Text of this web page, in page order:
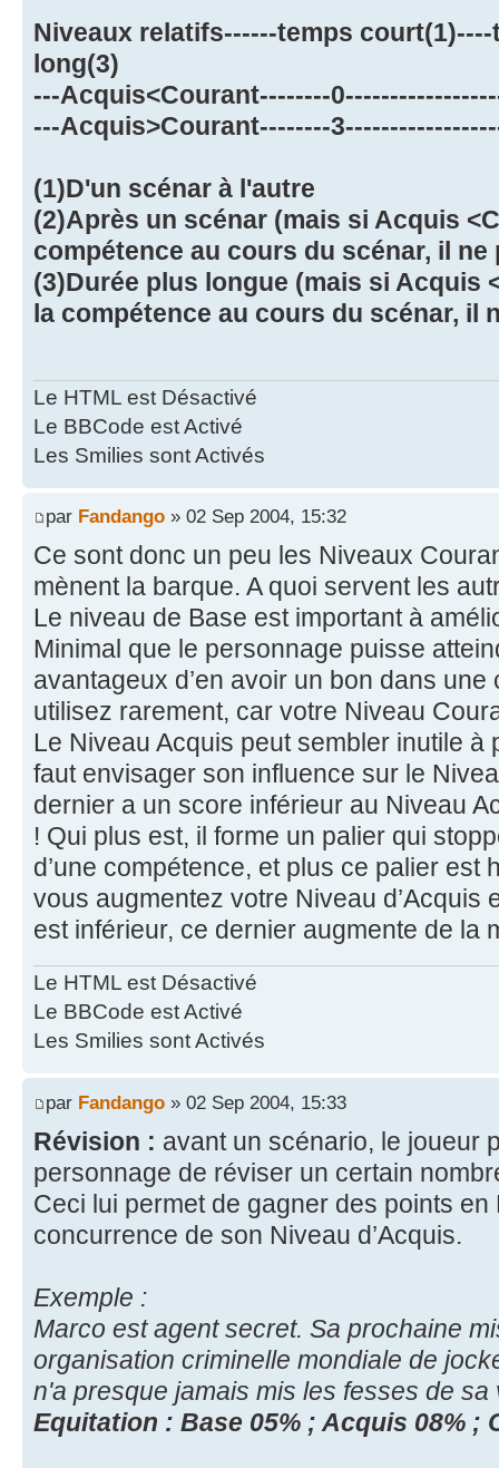
Niveaux relatifs------temps
long(3)
---Acquis<Courant--------
---Acquis>Courant--------
(1)D'un scénar à l'autre
(2)Après un scénar (mais si Acquis
compétence au cours du scénar, il ne
(3)Durée plus longue (mais si Acquis
la compétence au cours du scénar, il
Le HTML est Désactivé
Le BBCode est Activé
Les Smilies sont Activés
par Fandango » 02 Sep 2004, 15:32
Ce sont donc un peu les Niveaux
mènent la barque. A quoi servent les
Le niveau de Base est important à
Minimal que le personnage puisse
avantageux d’en avoir un bon dans
utilisez rarement, car votre Niveau
Le Niveau Acquis peut sembler inutile à
faut envisager son influence sur le
dernier a un score inférieur au Niveau
! Qui plus est, il forme un palier qui
d’une compétence, et plus ce palier est
vous augmentez votre Niveau d’Acquis
est inférieur, ce dernier augmente de la
Le HTML est Désactivé
Le BBCode est Activé
Les Smilies sont Activés
par Fandango » 02 Sep 2004, 15:33
Révision : avant un scénario, le joueur
personnage de réviser un certain
Ceci lui permet de gagner des points
concurrence de son Niveau d’Acquis.
Exemple :
Marco est agent secret. Sa prochaine
organisation criminelle mondiale de
n'a presque jamais mis les fesses de
Equitation : Base 05% ; Acquis 08% ;